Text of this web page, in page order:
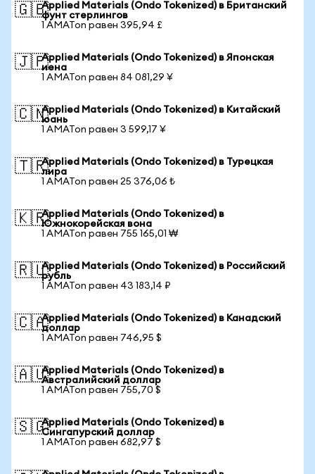
🇬🇧Applied Materials (Ondo Tokenized) в Британский
фунт стерлингов
1 AMATon равен 395,94 £
🇯🇵Applied Materials (Ondo Tokenized) в Японская
иена
1 AMATon равен 84 081,29 ¥
🇨🇳Applied Materials (Ondo Tokenized) в Китайский
юань
1 AMATon равен 3 599,17 ¥
🇹🇷Applied Materials (Ondo Tokenized) в Турецкая
лира
1 AMATon равен 25 376,06 ₺
🇰🇷Applied Materials (Ondo Tokenized) в
Южнокорейская вона
1 AMATon равен 755 165,01 ₩
🇷🇺Applied Materials (Ondo Tokenized) в Российский
рубль
1 AMATon равен 43 183,14 ₽
🇨🇦Applied Materials (Ondo Tokenized) в Канадский
доллар
1 AMATon равен 746,95 $
🇦🇺Applied Materials (Ondo Tokenized) в
Австралийский доллар
1 AMATon равен 755,70 $
🇸🇬Applied Materials (Ondo Tokenized) в
Сингапурский доллар
1 AMATon равен 682,97 $